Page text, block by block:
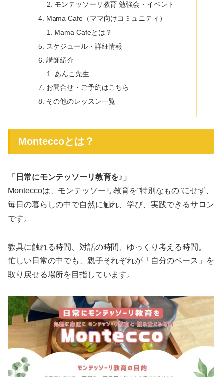
モンテッソーリ教育 勉強会・イベント
Mama Cafe（ママ向けコミュニティ）
Mama Cafeとは？
スケジュール・詳細情報
講師紹介
あんこ先生
お問合せ・ご予約はこちら
その他のレッスン一覧
Monteccoとは？
「日常にモンテッソーリ教育を♪」
Monteccoは、モンテッソーリ教育を“特別なもの”にせず、
毎日の暮らしの中で自然に触れ、学び、実践できるサロン
です。
教具に触れる時間、対話の時間、ゆっくり考える時間。
忙しい日常の中でも、親子それぞれが「自分のペース」を
取り戻せる場所を目指しています。